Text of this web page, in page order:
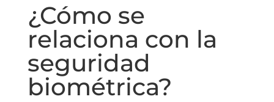
¿Cómo se
relaciona con la
seguridad
biométrica?